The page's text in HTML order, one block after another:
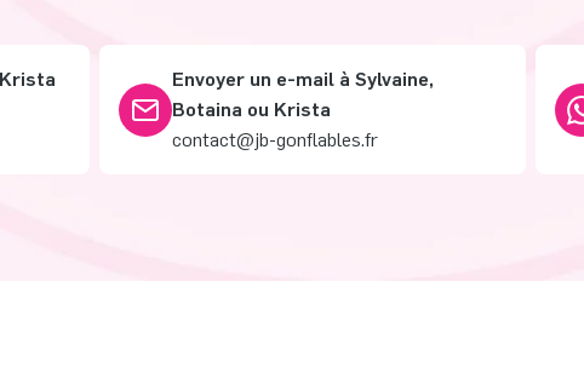
Envoyer un e-mail à Sylvaine,
Botaina ou Krista
contact@jb-gonflables.fr